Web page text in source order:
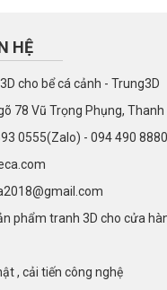
HỆ
cho bể cá cảnh - Trung3D
78 Vũ Trọng Phụng, Thanh
0555(Zalo) - 094 490 8880
phẩm tranh 3D cho cửa
, cải tiến công nghệ